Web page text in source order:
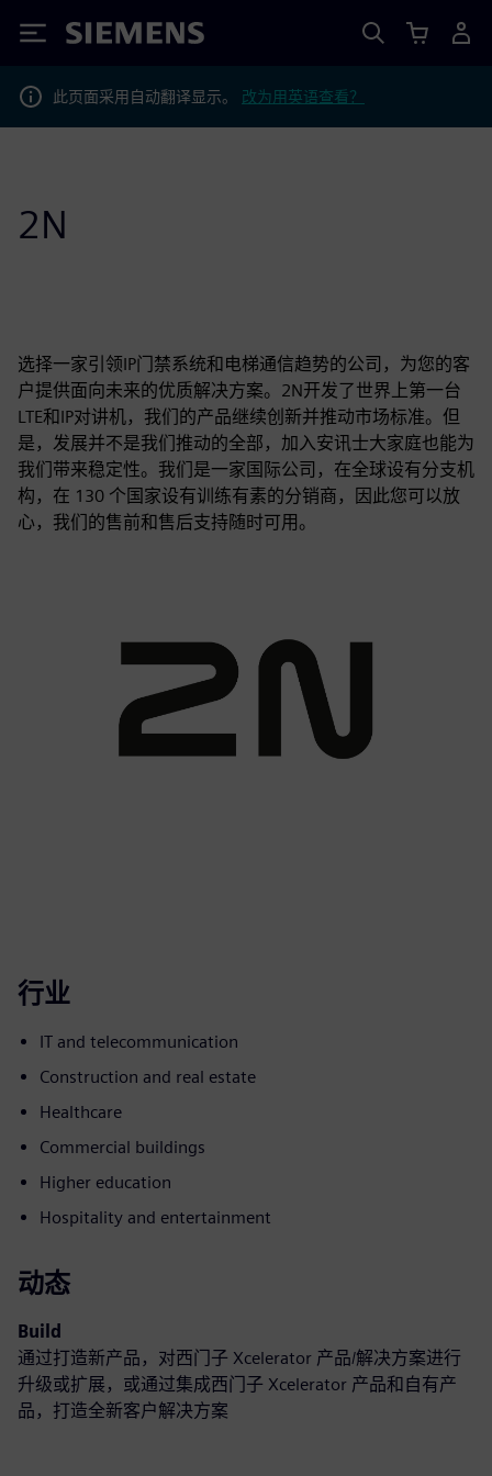
Siemens
此页面采用自动翻译显示。 改为用英语查看？
2N
选择一家引领IP门禁系统和电梯通信趋势的公司，为您的客
户提供面向未来的优质解决方案。2N开发了世界上第一台
LTE和IP对讲机，我们的产品继续创新并推动市场标准。但
是，发展并不是我们推动的全部，加入安讯士大家庭也能为
我们带来稳定性。我们是一家国际公司，在全球设有分支机
构，在 130 个国家设有训练有素的分销商，因此您可以放
心，我们的售前和售后支持随时可用。
行业
IT and telecommunication
Construction and real estate
Healthcare
Commercial buildings
Higher education
Hospitality and entertainment
动态
Build
通过打造新产品，对西门子 Xcelerator 产品/解决方案进行
升级或扩展，或通过集成西门子 Xcelerator 产品和自有产
品，打造全新客户解决方案